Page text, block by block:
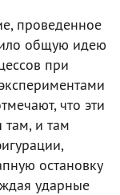
проведенное
общую идею
при
что эти
и там
остановку
ударные